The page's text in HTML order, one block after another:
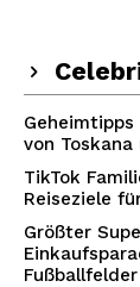
von
TikTok
Reiseziele
Größter
Fußballfelder